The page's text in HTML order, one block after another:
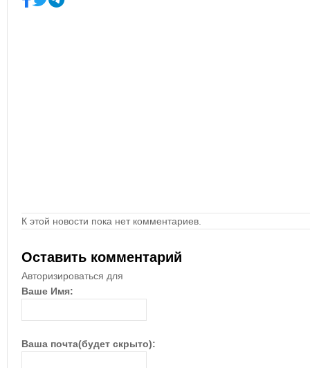
К этой новости пока нет комментариев.
Оставить комментарий
Авторизироваться для
Ваше Имя:
Ваша почта(будет скрыто):